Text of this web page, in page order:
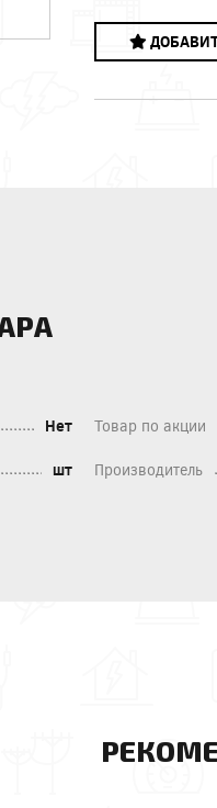
Нет Товар по акции
шт Производитель